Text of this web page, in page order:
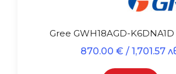
Gree GWH18AGD-K6DNA1D
870.00 € / 1,701.57